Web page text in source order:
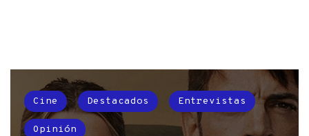
Cine Destacados Entrevistas
Opinión